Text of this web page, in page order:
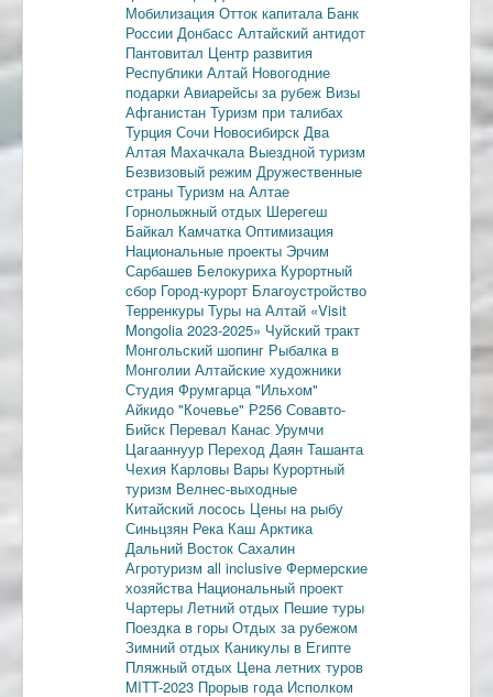
Мобилизация Отток капитала Банк
России Донбасс Алтайский антидот
Пантовитал Центр развития
Республики Алтай Новогодние
подарки Авиарейсы за рубеж Визы
Афганистан Туризм при талибах
Турция Сочи Новосибирск Два
Алтая Махачкала Выездной туризм
Безвизовый режим Дружественные
страны Туризм на Алтае
Горнолыжный отдых Шерегеш
Байкал Камчатка Оптимизация
Национальные проекты Эрчим
Сарбашев Белокуриха Курортный
сбор Город-курорт Благоустройство
Терренкуры Туры на Алтай «Visit
Mongolia 2023-2025» Чуйский тракт
Монгольский шопинг Рыбалка в
Монголии Алтайские художники
Студия Фрумгарца "Ильхом"
Айкидо "Кочевье" Р256 Совавто-
Бийск Перевал Канас Урумчи
Цагааннуур Переход Даян Ташанта
Чехия Карловы Вары Курортный
туризм Велнес-выходные
Китайский лосось Цены на рыбу
Синьцзян Река Каш Арктика
Дальний Восток Сахалин
Агротуризм all inclusive Фермерские
хозяйства Национальный проект
Чартеры Летний отдых Пешие туры
Поездка в горы Отдых за рубежом
Зимний отдых Каникулы в Египте
Пляжный отдых Цена летних туров
MITT-2023 Прорыв года Исполком